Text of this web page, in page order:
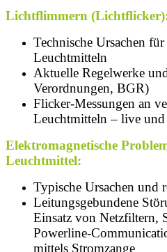
Lichtflimmern
Technische Ursachen
Leuchtmitteln
Aktuelle Regelwerke
Verordnungen, BGR)
Flicker-Messungen an
Leuchtmitteln – live und
Elektromagnetische
Leuchtmittel:
Typische Ursachen und
Leitungsgebundene
Einsatz von Netzfiltern,
Powerline-
mittels Stromzange